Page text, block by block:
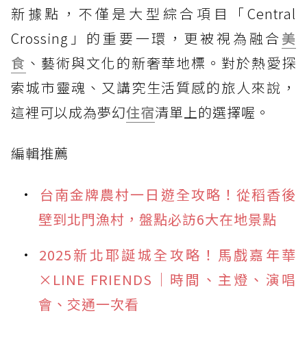
新據點，不僅是大型綜合項目「Central
Crossing」的重要一環，更被視為融合 美
食 、藝術與文化的新奢華地標。對於熱愛探
索城市靈魂、又講究生活質感的旅人來說，
這裡可以成為夢幻住宿清單上的選擇喔。
編輯推薦
台南金牌農村一日遊全攻略！從稻香後
壁到北門漁村，盤點必訪6大在地景點
2025新北耶誕城全攻略！馬戲嘉年華
×LINE FRIENDS｜時間、主燈、演唱
會、交通一次看